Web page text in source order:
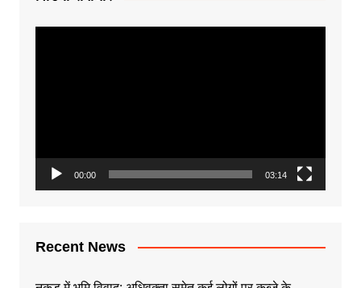
00:00 03:14
Recent News